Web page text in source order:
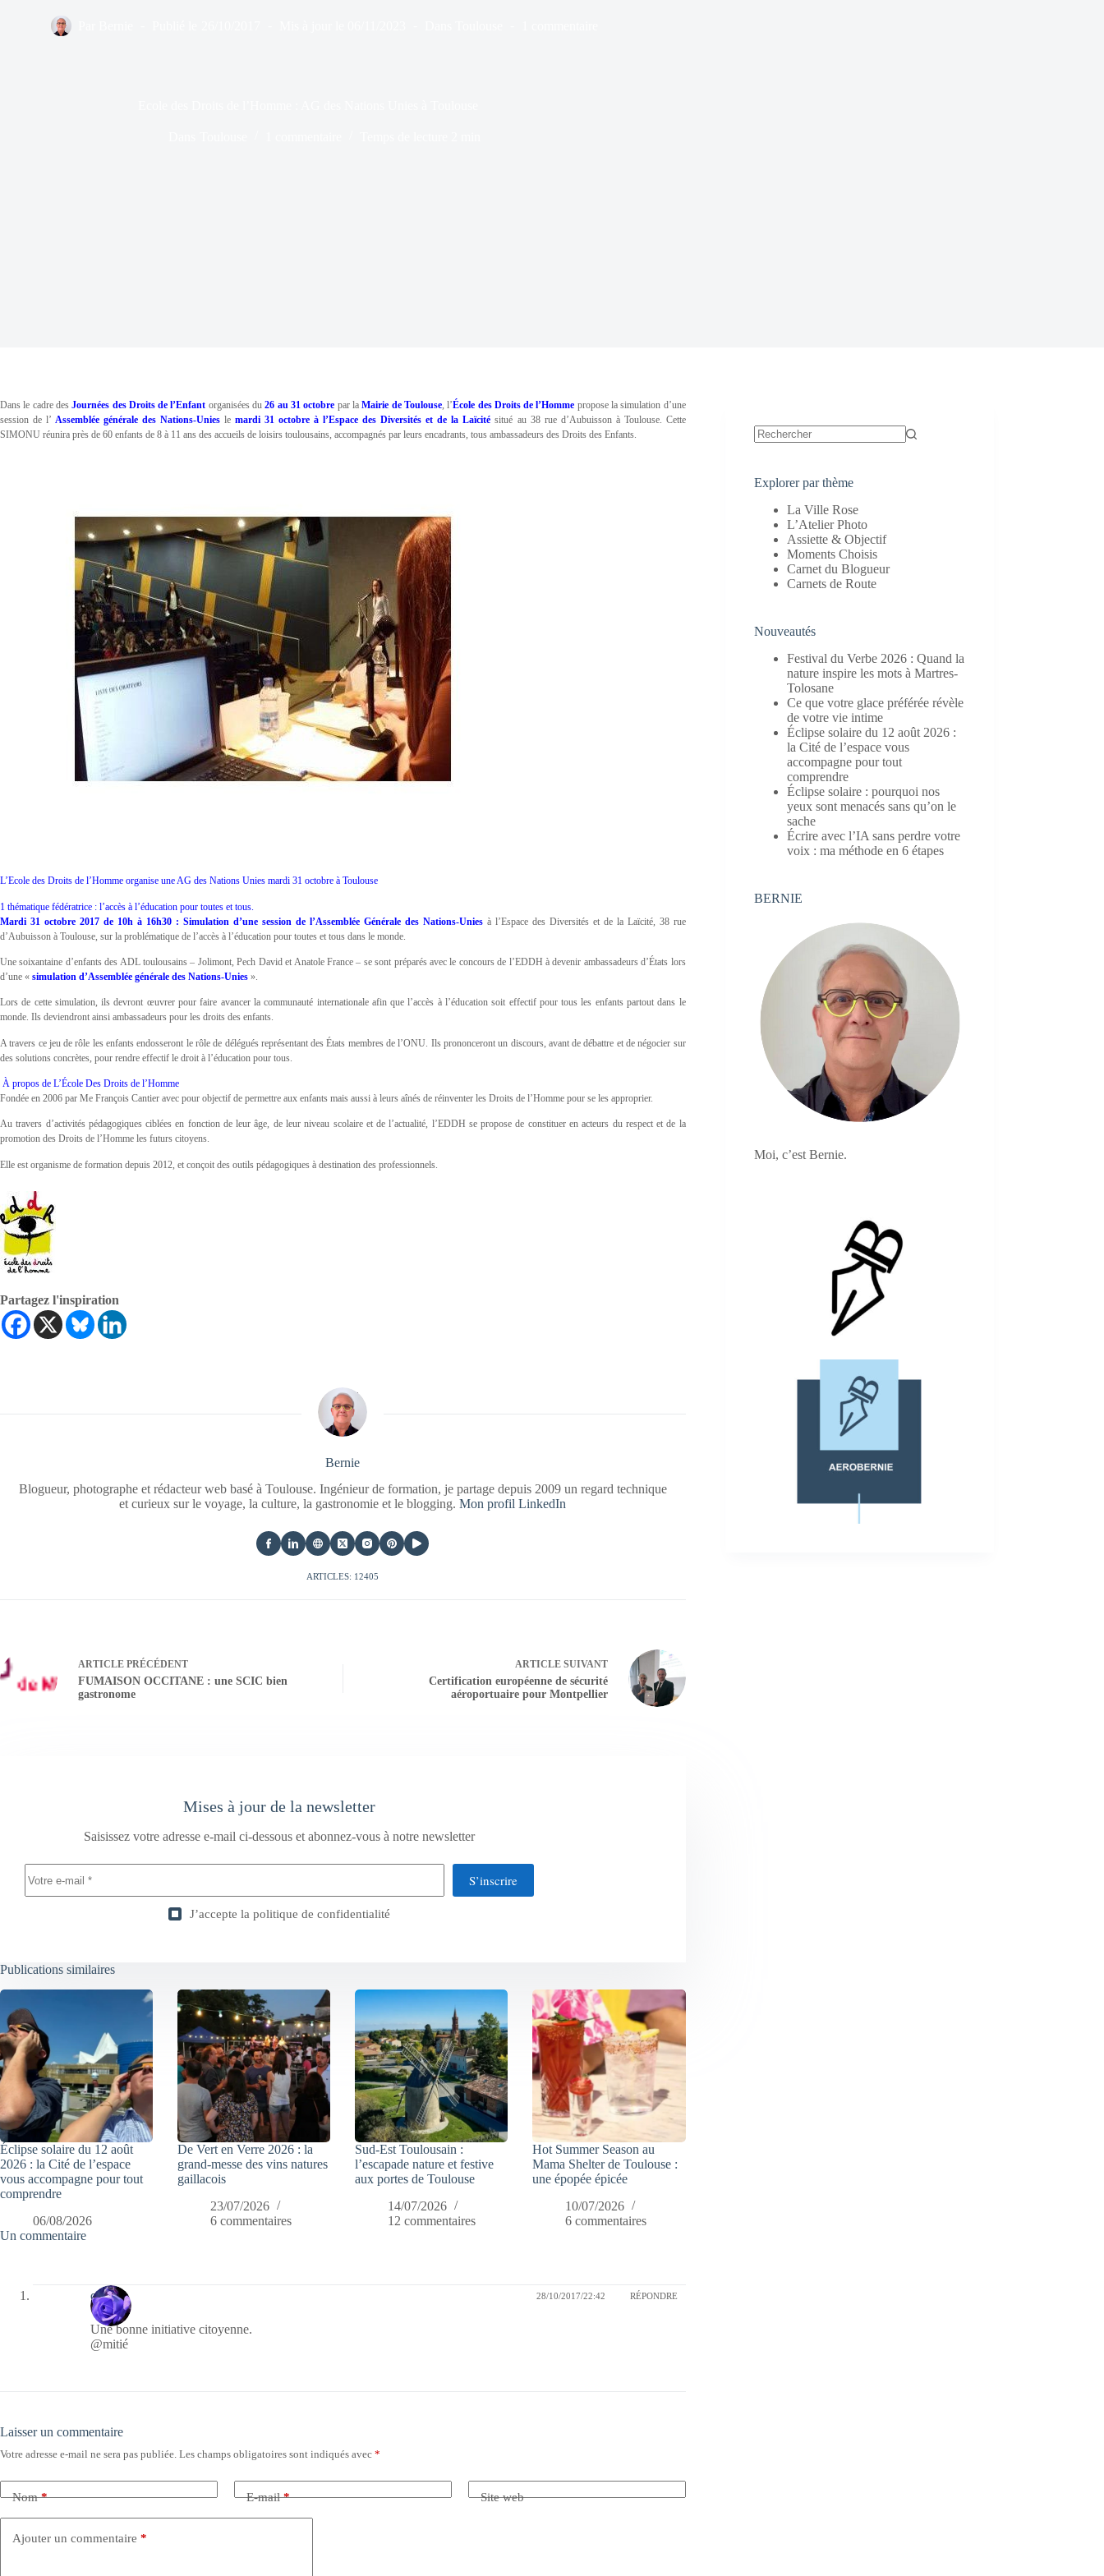
Dans le cadre desJournées des Droits de l’Enfant organisées du26 au 31 octobre par laMairie de Toulouse, l’École des Droits de l’Homme propose la simulation d’une
session de l’Assemblée générale des Nations-Unies lemardi 31 octobre à l’Espace des Diversités et de la Laïcité situé au 38 rue d’Aubuisson à Toulouse. Cette
SIMONU réunira près de 60 enfants de 8 à 11 ans des accueils de loisirs toulousains, accompagnés par leurs encadrants, tous ambassadeurs des Droits des Enfants.
L’Ecole des Droits de l’Homme organise une AG des Nations Unies mardi 31 octobre à Toulouse
1 thématique fédératrice : l’accès à l’éducation pour toutes et tous.
Mardi 31 octobre 2017 de 10h à 16h30 : Simulation d’une session de l’Assemblée Générale des Nations-Unies à l’Espace des Diversités et de la Laïcité, 38 rue
d’Aubuisson à Toulouse, sur la problématique de l’accès à l’éducation pour toutes et tous dans le monde.
Une soixantaine d’enfants des ADL toulousains – Jolimont, Pech David et Anatole France – se sont préparés avec le concours de l’EDDH à devenir ambassadeurs d’États lors
d’une « simulation d’Assemblée générale des Nations-Unies ».
Lors de cette simulation, ils devront œuvrer pour faire avancer la communauté internationale afin que l’accès à l’éducation soit effectif pour tous les enfants partout dans le
monde. Ils deviendront ainsi ambassadeurs pour les droits des enfants.
A travers ce jeu de rôle les enfants endosseront le rôle de délégués représentant des États membres de l’ONU. Ils prononceront un discours, avant de débattre et de négocier sur
des solutions concrètes, pour rendre effectif le droit à l’éducation pour tous.
À propos de L’École Des Droits de l’Homme
Fondée en 2006 par Me François Cantier avec pour objectif de permettre aux enfants mais aussi à leurs aînés de réinventer les Droits de l’Homme pour se les approprier.
Au travers d’activités pédagogiques ciblées en fonction de leur âge, de leur niveau scolaire et de l’actualité, l’EDDH se propose de constituer en acteurs du respect et de la
promotion des Droits de l’Homme les futurs citoyens.
Elle est organisme de formation depuis 2012, et conçoit des outils pédagogiques à destination des professionnels.
Partagez l'inspiration
Bernie
Blogueur, photographe et rédacteur web basé à Toulouse. Ingénieur de formation, je partage depuis 2009 un regard technique
et curieux sur le voyage, la culture, la gastronomie et le blogging.Mon profil LinkedIn
ARTICLES: 12405
ARTICLE PRÉCÉDENT
FUMAISON OCCITANE : une SCIC bien
gastronome
ARTICLESUIVANT
Certification européenne de sécurité
aéroportuaire pour Montpellier
Mises à jour de la newsletter
Saisissez votre adresse e-mail ci-dessous et abonnez-vous à notre newsletter
S’inscrire
J’accepte la politique de confidentialité
Publications similaires
Éclipse solaire du 12 août
2026 : la Cité de l’espace
vous accompagne pour tout
comprendre
06/08/2026
De Vert en Verre 2026 : la
grand-messe des vins natures
gaillacois
23/07/2026
6 commentaires
Sud-Est Toulousain :
l’escapade nature et festive
aux portes de Toulouse
14/07/2026
12 commentaires
Hot Summer Season au
Mama Shelter de Toulouse :
une épopée épicée
10/07/2026
6 commentaires
Un commentaire
covix 28/10/2017/22:42 RÉPONDRE
Une bonne initiative citoyenne.
@mitié
Laisser un commentaire
Votre adresse e-mail ne sera pas publiée. Les champs obligatoires sont indiqués avec *
Nom* E-mail* Site web
Ajouter un commentaire *
Explorer par thème
La Ville Rose
L’Atelier Photo
Assiette & Objectif
Moments Choisis
Carnet du Blogueur
Carnets de Route
Nouveautés
Festival du Verbe 2026 : Quand la
nature inspire les mots à Martres-
Tolosane
Ce que votre glace préférée révèle
de votre vie intime
Éclipse solaire du 12 août 2026 :
la Cité de l’espace vous
accompagne pour tout
comprendre
Éclipse solaire : pourquoi nos
yeux sont menacés sans qu’on le
sache
Écrire avec l’IA sans perdre votre
voix : ma méthode en 6 étapes
BERNIE
Moi, c’est Bernie.